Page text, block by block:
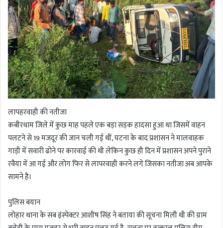
लापहरवाही की नतीजा
कबीरधाम जिले में कुछ माह पहले एक बड़ा सड़क हादसा हुआ था जिसमें वाहन
पलटने से 19 मजदूर की जान चली गई थीं, घटना के बाद प्रशासन ने मालवाहक
गाड़ी में सवारी ढोने पर कारवाई की थी लेकिन कुछ ही दिन में प्रशासन अपने पुराने
रवैया में आ गई और लोग फिर से लापरवाही करने लगे जिसका नतीजा अब आपके
सामने है।
पुलिस बयान
लोहार थाना के सब इंस्पेक्टर आशीष सिंह ने बताया की सूचना मिली थी की ग्राम